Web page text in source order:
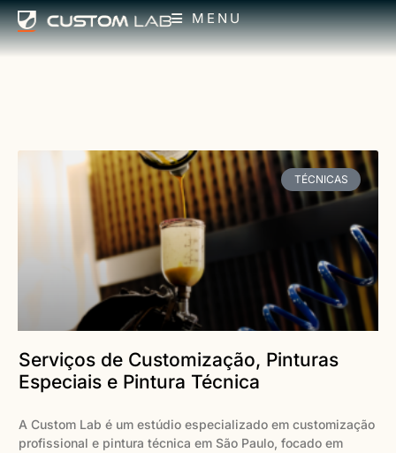
MENU
TÉCNICAS
Serviços de Customização, Pinturas
Especiais e Pintura Técnica
A Custom Lab é um estúdio especializado em customização
profissional e pintura técnica em São Paulo, focado em